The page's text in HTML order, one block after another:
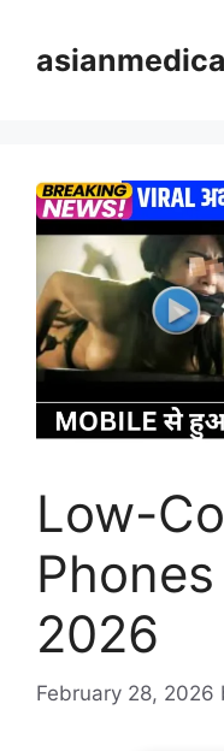
content
Low-
2026
February 28, 2026